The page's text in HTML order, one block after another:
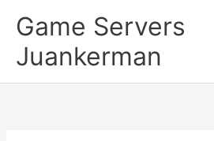
contenido
Game Servers
Juankerman